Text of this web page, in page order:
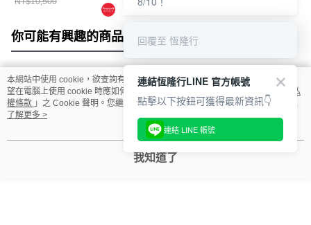
你可能有興趣的商品 全站排行
熱門標籤
本網站中使用 cookie，欲查詢有關本網站使用 cookie 方式之詳情，及若您不希
望在電腦上使用 cookie 時應如何變更電腦的 cookie 設定，請參閱本網站「
隱私
權條款 」之 Cookie 聲明。您繼續使用本網站即表示您同意本公司得按本網站使
用條款之 Cookie 聲明使用 cookie。
了解更多 >
我知道了
回覆至 恆隆行
連結恆隆行LINE 官方帳號
點擊以下按鈕可獲得最新資訊👇
連結 LINE 帳號